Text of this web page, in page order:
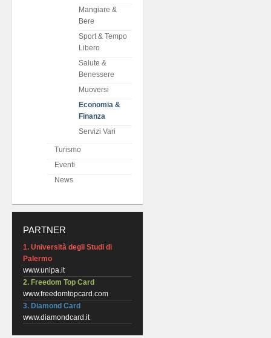
Mangiare &
Bere
Sport & Tempo
Libero
Salute &
Benessere
Muoversi
Economia &
Finanza
Servizi Vari
Turismo
Eventi
News
PARTNER
1. Università degli Studi di
Palermo
www.unipa.it
2. Freedom Top Card
www.freedomtopcard.com
3. Diamond Card
www.diamondcard.it